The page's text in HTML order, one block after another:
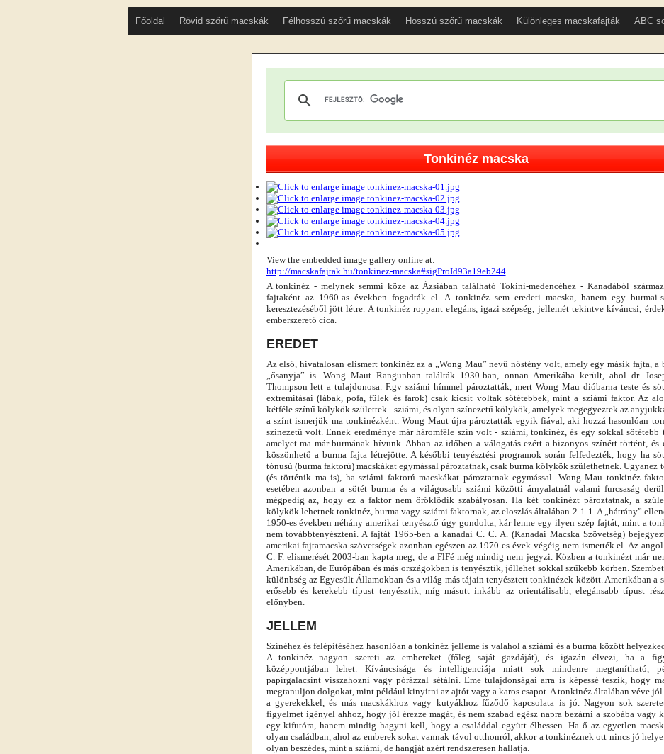
Főoldal Rövid szőrű macskák Félhosszú szőrű macskák Hosszú szőrű macskák Különleges macskafajták ABC
Tonkinéz macska
View the embedded image gallery online at:
http://macskafajtak.hu/tonkinez-macska#sigProId93a19eb244
A tonkinéz - melynek semmi köze az Ázsiában található Tokini-medencéhez - Kanadából
fajtaként az 1960-as években fogadták el. A tonkinéz sem eredeti macska, hanem egy burmai-
keresztezéséből jött létre. A tonkinéz roppant elegáns, igazi szépség, jellemét tekintve kíváncsi,
emberszerető cica.
EREDET
Az első, hivatalosan elismert tonkinéz az a „Wong Mau” nevű nőstény volt, amely egy másik fajta, a
„ősanyja” is. Wong Maut Rangunban találták 1930-ban, onnan Amerikába került, ahol dr.
Thompson lett a tulajdonosa. F.gv sziámi hímmel pároztatták, mert Wong Mau dióbarna teste és
extremitásai (lábak, pofa, fülek és farok) csak kicsit voltak sötétebbek, mint a sziámi faktor. Az
kétféle színű kölykök születtek - sziámi, és olyan színezetű kölykök, amelyek megegyeztek az
a színt ismerjük ma tonkinézként. Wong Maut újra pároztatták egyik fiával, aki hozzá hasonlóan
színezetű volt. Ennek eredménye már háromféle szín volt - sziámi, tonkinéz, és egy sokkal sötétebb
amelyet ma már burmának hívunk. Abban az időben a válogatás ezért a bizonyos színért történt, és
köszönhető a burma fajta létrejötte. A későbbi tenyésztési programok során felfedezték, hogy ha
tónusú (burma faktorú) macskákat egymással pároztatnak, csak burma kölykök születhetnek. Ugyanez
(és történik ma is), ha sziámi faktorú macskákat pároztatnak egymással. Wong Mau tonkinéz
esetében azonban a sötét burma és a világosabb sziámi közötti árnyalatnál valami furcsaság
mégpedig az, hogy ez a faktor nem öröklődik szabályosan. Ha két tonkinézt pároztatnak, a
kölykök lehetnek tonkinéz, burma vagy sziámi faktornak, az eloszlás általában 2-1-1. A „hátrány”
1950-es években néhány amerikai tenyésztő úgy gondolta, kár lenne egy ilyen szép fajtát, mint a
nem továbbtenyészteni. A fajtát 1965-ben a kanadai C. C. A. (Kanadai Macska Szövetség)
amerikai fajtamacska-szövetségek azonban egészen az 1970-es évek végéig nem ismerték el. Az
C. F. elismerését 2003-ban kapta meg, de a FlFé még mindig nem jegyzi. Közben a tonkinézt már
Amerikában, de Európában és más országokban is tenyésztik, jóllehet sokkal szűkebb körben.
különbség az Egyesült Államokban és a világ más tájain tenyésztett tonkinézek között. Amerikában a
erősebb és kerekebb típust tenyésztik, míg másutt inkább az orientálisabb, elegánsabb típust
előnyben.
JELLEM
Színéhez és felépítéséhez hasonlóan a tonkinéz jelleme is valahol a sziámi és a burma között
A tonkinéz nagyon szereti az embereket (főleg saját gazdáját), és igazán élvezi, ha a
középpontjában lehet. Kíváncsisága és intelligenciája miatt sok mindenre megtanítható,
papírgalacsint visszahozni vagy pórázzal sétálni. Eme tulajdonságai arra is képessé teszik, hogy
megtanuljon dolgokat, mint például kinyitni az ajtót vagy a karos csapot. A tonkinéz általában véve
a gyerekekkel, és más macskákhoz vagy kutyákhoz fűződő kapcsolata is jó. Nagyon sok
figyelmet igényel ahhoz, hogy jól érezze magát, és nem szabad egész napra bezárni a szobába vagy
egy kifutóra, hanem mindig hagyni kell, hogy a családdal együtt élhessen. Ha ő az egyetlen
olyan családban, ahol az emberek sokat vannak távol otthonról, akkor a tonkinéznek ott nincs jó
olyan beszédes, mint a sziámi, de hangját azért rendszeresen hallatja.